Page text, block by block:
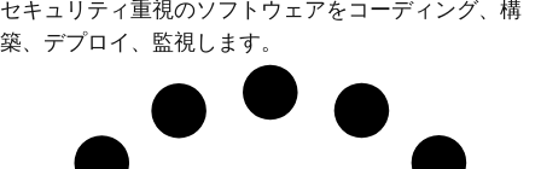
セキュリティ重視のソフトウェアをコーディング、構
築、デプロイ、監視します。